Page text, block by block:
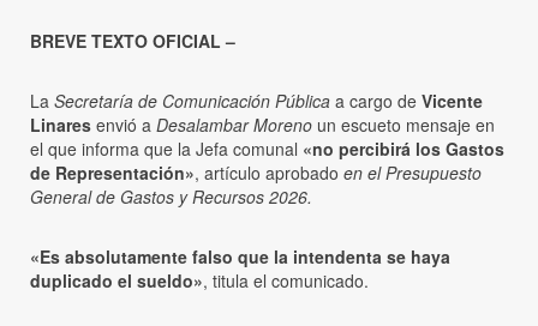
BREVE TEXTO OFICIAL –
La Secretaría de Comunicación Pública a cargo de Vicente
Linares envió a Desalambar Moreno un escueto mensaje en
el que informa que la Jefa comunal «no percibirá los Gastos
de Representación», artículo aprobado en el Presupuesto
General de Gastos y Recursos 2026.
«Es absolutamente falso que la intendenta se haya
duplicado el sueldo», titula el comunicado.